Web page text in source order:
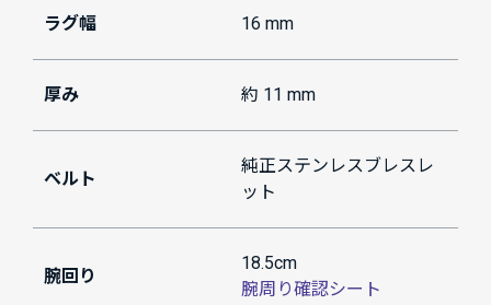
ラグ幅 16 mm
厚み 約 11 mm
ベルト
純正ステンレスブレスレ
ット
腕回り
18.5cm
腕周り確認シート